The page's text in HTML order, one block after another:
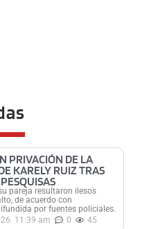
PRIVACIÓN DE LA
KARELY RUIZ TRAS
pareja resultaron ilesos
de acuerdo con
por fuentes policiales.
11:39 am 0 45